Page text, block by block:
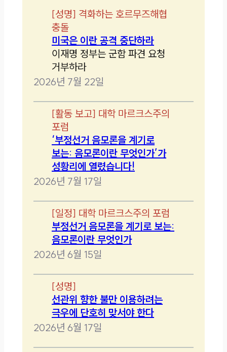
[성명] 격화하는 호르무즈해협
충돌
미국은 이란 공격 중단하라
이재명 정부는 군함 파견 요청
거부하라
2026년 7월 22일
[활동 보고] 대학 마르크스주의
포럼
‘부정선거 음모론을 계기로
보는: 음모론이란 무엇인가’가
성황리에 열렸습니다!
2026년 7월 17일
[일정] 대학 마르크스주의 포럼
부정선거 음모론을 계기로 보는:
음모론이란 무엇인가
2026년 6월 15일
[성명]
선관위 향한 불만 이용하려는
극우에 단호히 맞서야 한다
2026년 6월 17일